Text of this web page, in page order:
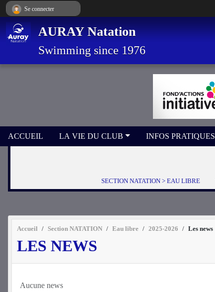
AURAY Natation
Swimming since 1976
ACCUEIL LA VIE DU CLUB INFOS PRATIQUES
SECTION NATATION > EAU LIBRE
Accueil Section NATATION Eau libre 2025-2026 Les news
LES NEWS
Aucune news
Se connecter
Panneau de gestion des cookies